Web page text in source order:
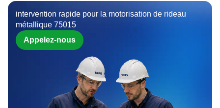
intervention rapide pour la motorisation de rideau
métallique 75015
Appelez-nous